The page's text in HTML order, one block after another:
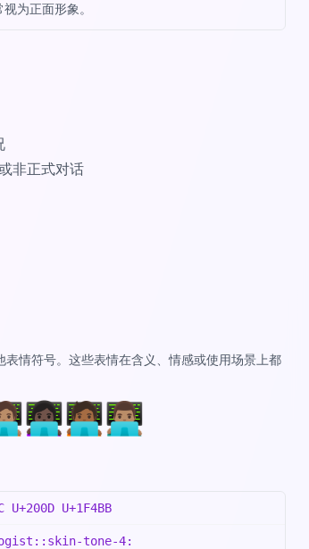
为正面形象。
非正式对话
表情符号。这些表情在含义、情感或使用场景上都
👩🏿‍💻🧑🏾‍💻👨🏽‍💻
U+200D U+1F4BB
tone-4: